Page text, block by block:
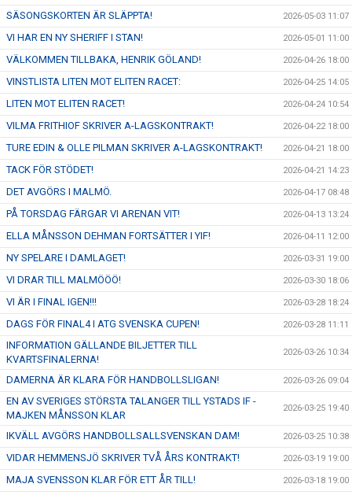
SÄSONGSKORTEN ÄR SLÄPPTA! 2026-05-03 11:07
VI HAR EN NY SHERIFF I STAN! 2026-05-01 11:00
VÄLKOMMEN TILLBAKA, HENRIK GÖLAND! 2026-04-26 18:00
VINSTLISTA LITEN MOT ELITEN RACET: 2026-04-25 14:05
LITEN MOT ELITEN RACET! 2026-04-24 10:54
VILMA FRITHIOF SKRIVER A-LAGSKONTRAKT! 2026-04-22 18:00
TURE EDIN & OLLE PILMAN SKRIVER A-LAGSKONTRAKT! 2026-04-21 18:00
TACK FÖR STÖDET! 2026-04-21 14:23
DET AVGÖRS I MALMÖ. 2026-04-17 08:48
PÅ TORSDAG FÄRGAR VI ARENAN VIT! 2026-04-13 13:24
ELLA MÅNSSON DEHMAN FORTSÄTTER I YIF! 2026-04-11 12:00
NY SPELARE I DAMLAGET! 2026-03-31 19:00
VI DRAR TILL MALMÖÖÖ! 2026-03-30 18:06
VI ÄR I FINAL IGEN!!! 2026-03-28 18:24
DAGS FÖR FINAL4 I ATG SVENSKA CUPEN! 2026-03-28 11:11
INFORMATION GÄLLANDE BILJETTER TILL
KVARTSFINALERNA!
2026-03-26 10:34
DAMERNA ÄR KLARA FÖR HANDBOLLSLIGAN! 2026-03-26 09:04
EN AV SVERIGES STÖRSTA TALANGER TILL YSTADS IF -
MAJKEN MÅNSSON KLAR
2026-03-25 19:40
IKVÄLL AVGÖRS HANDBOLLSALLSVENSKAN DAM! 2026-03-25 10:38
VIDAR HEMMENSJÖ SKRIVER TVÅ ÅRS KONTRAKT! 2026-03-19 19:00
MAJA SVENSSON KLAR FÖR ETT ÅR TILL! 2026-03-18 19:00